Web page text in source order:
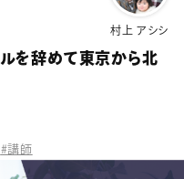
村上 アシシ
を辞めて東京から北
#講師